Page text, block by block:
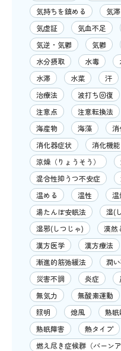
気持ちを鎮める
気滞
気虚証
気血不足
気逆・気鬱
気鬱
水分摂取
水毒
水滞
水菜 汗
治療法
波打ち回復
注意点
注意転換法
海産物
海藻 消
消化器症状
消化機能
涼燥（りょうそう）
混合性抑うつ不安症
温める
温性 温
湯たんぽ安眠法
湿(
湿邪(しつじゃ)
漠然
漢方医学
漢方療法
漸進的筋弛緩法
潤
災害不調
炎症
無気力
無酸素運動
照明
熄風 熟眠
熟眠障害
熱タイプ
燃え尽き症候群（バーンア